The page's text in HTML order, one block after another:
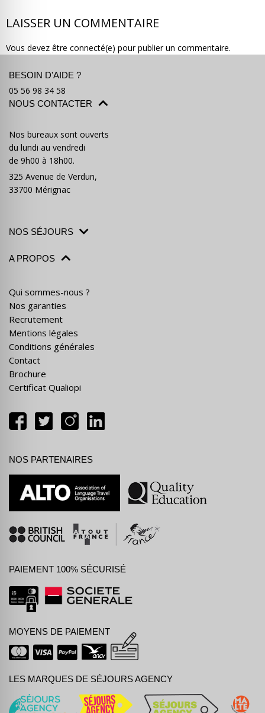
LAISSER UN COMMENTAIRE
Vous devez être connecté(e) pour publier un commentaire.
BESOIN D'AIDE ?
05 56 98 34 58
NOUS CONTACTER
Nos bureaux sont ouverts
du lundi au vendredi
de 9h00 à 18h00.
325 Avenue de Verdun,
33700 Mérignac
NOS SÉJOURS
A PROPOS
Qui sommes-nous ?
Nos garanties
Recrutement
Mentions légales
Conditions générales
Contact
Brochure
Certificat Qualiopi
NOS PARTENAIRES
PAIEMENT 100% SÉCURISÉ
MOYENS DE PAIEMENT
LES MARQUES DE SÉJOURS AGENCY